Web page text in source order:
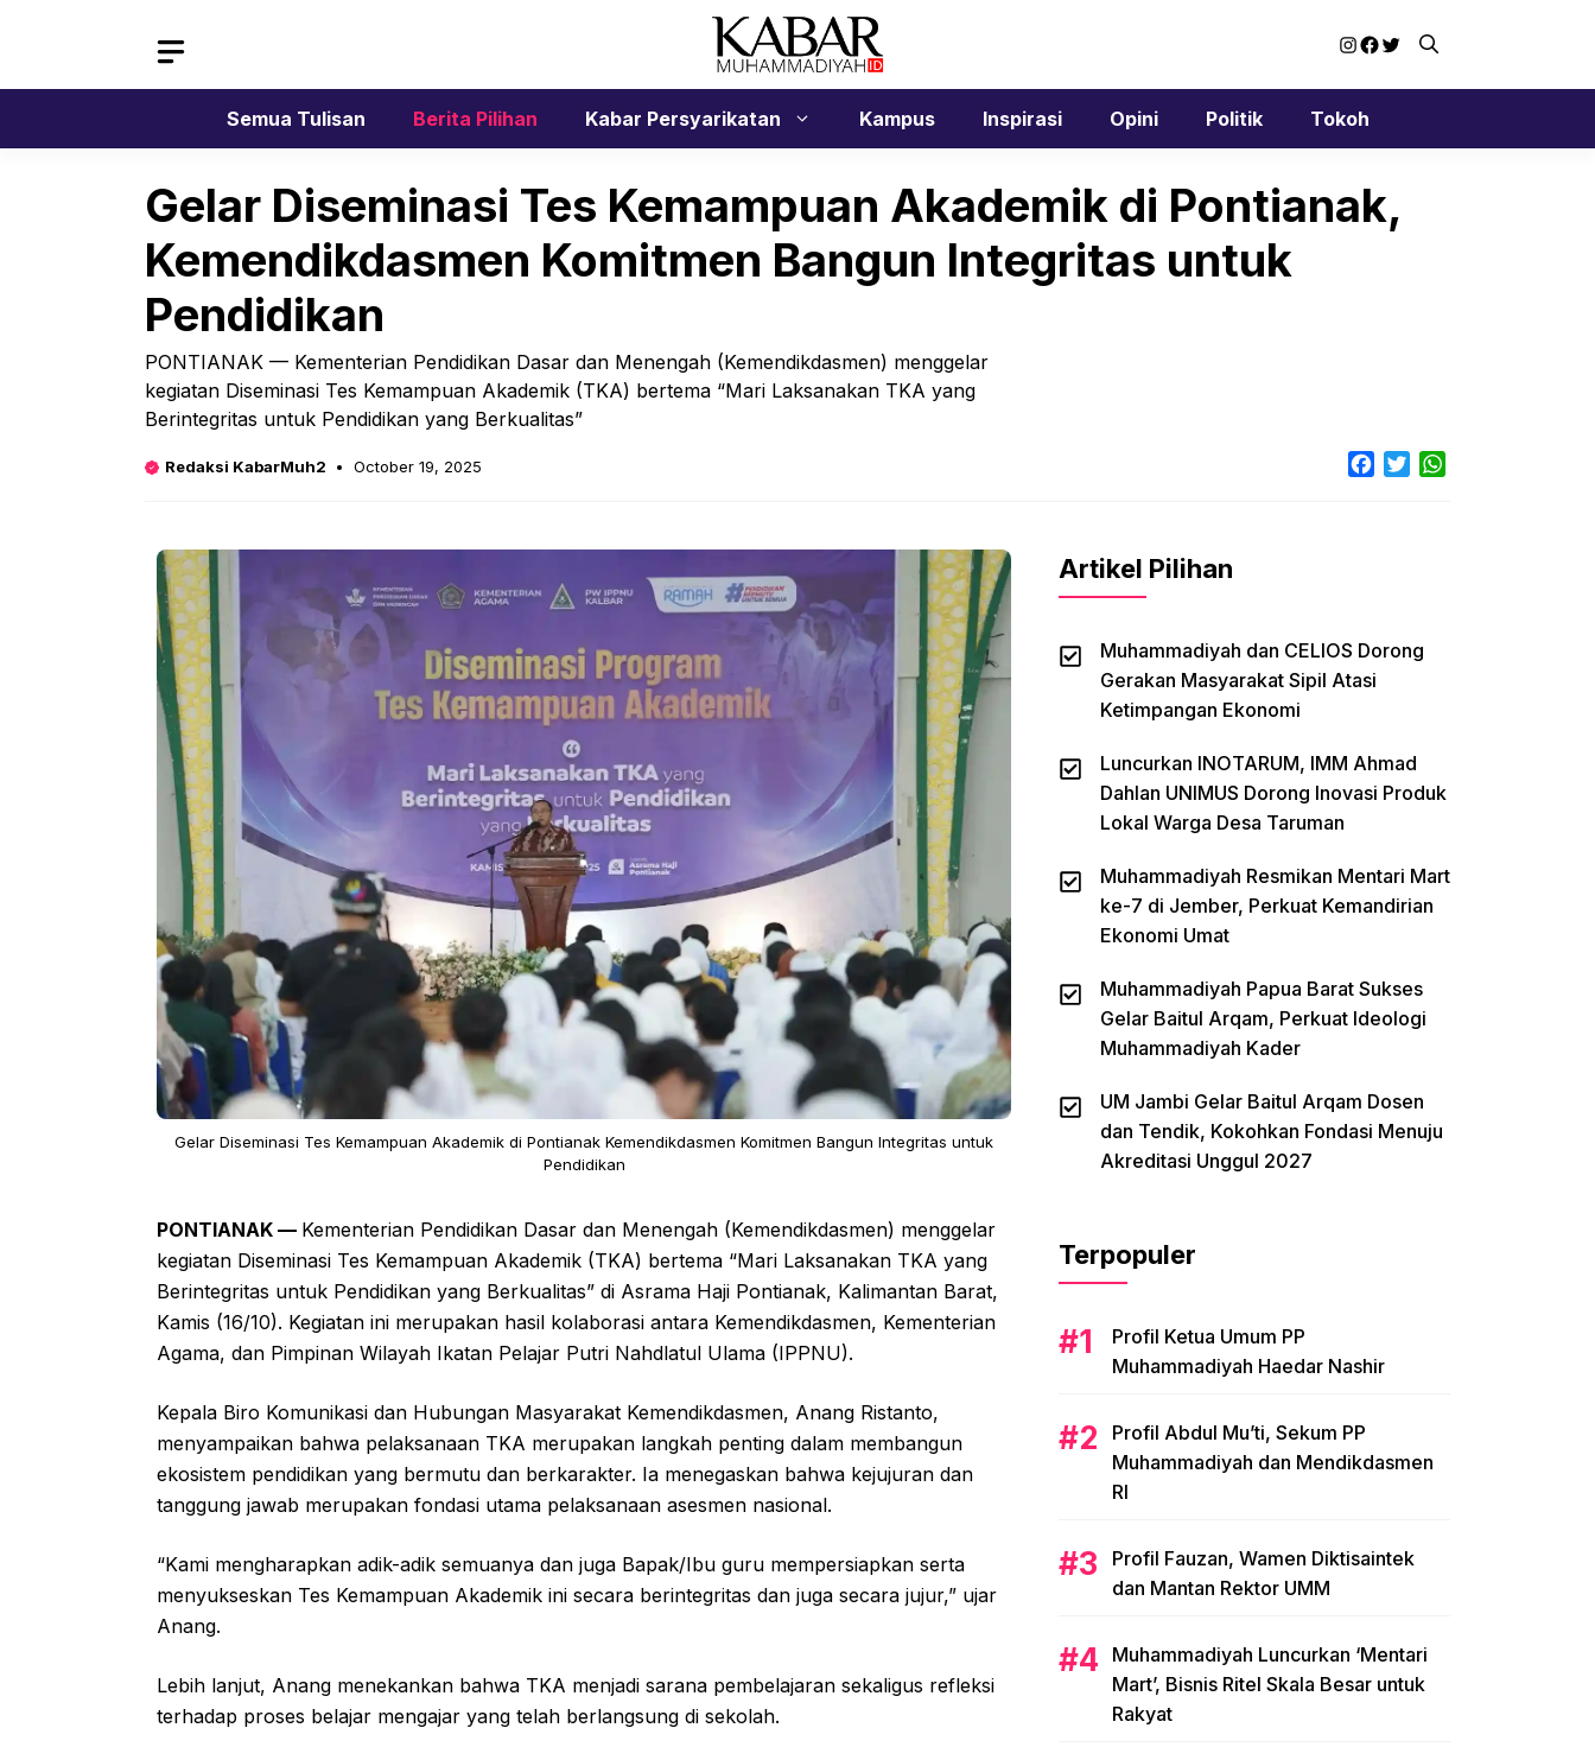
Instagram
Facebook
Twitter
Semua Tulisan Berita Pilihan Kabar Persyarikatan Kampus Inspirasi Opini Politik Tokoh
Gelar Diseminasi Tes Kemampuan Akademik di Pontianak,
Kemendikdasmen Komitmen Bangun Integritas untuk
Pendidikan
PONTIANAK — Kementerian Pendidikan Dasar dan Menengah (Kemendikdasmen) menggelar
kegiatan Diseminasi Tes Kemampuan Akademik (TKA) bertema “Mari Laksanakan TKA yang
Berintegritas untuk Pendidikan yang Berkualitas”
Redaksi KabarMuh2 October 19, 2025 Facebook
Twitter
Gelar Diseminasi Tes Kemampuan Akademik di Pontianak Kemendikdasmen Komitmen Bangun Integritas untuk
Pendidikan
PONTIANAK — Kementerian Pendidikan Dasar dan Menengah (Kemendikdasmen) menggelar
kegiatan Diseminasi Tes Kemampuan Akademik (TKA) bertema “Mari Laksanakan TKA yang
Berintegritas untuk Pendidikan yang Berkualitas” di Asrama Haji Pontianak, Kalimantan Barat,
Kamis (16/10). Kegiatan ini merupakan hasil kolaborasi antara Kemendikdasmen, Kementerian
Agama, dan Pimpinan Wilayah Ikatan Pelajar Putri Nahdlatul Ulama (IPPNU).
Kepala Biro Komunikasi dan Hubungan Masyarakat Kemendikdasmen, Anang Ristanto,
menyampaikan bahwa pelaksanaan TKA merupakan langkah penting dalam membangun
ekosistem pendidikan yang bermutu dan berkarakter. Ia menegaskan bahwa kejujuran dan
tanggung jawab merupakan fondasi utama pelaksanaan asesmen nasional.
“Kami mengharapkan adik-adik semuanya dan juga Bapak/Ibu guru mempersiapkan serta
menyukseskan Tes Kemampuan Akademik ini secara berintegritas dan juga secara jujur,” ujar
Anang.
Lebih lanjut, Anang menekankan bahwa TKA menjadi sarana pembelajaran sekaligus refleksi
terhadap proses belajar mengajar yang telah berlangsung di sekolah.
Artikel Pilihan
Muhammadiyah dan CELIOS Dorong
Gerakan Masyarakat Sipil Atasi
Ketimpangan Ekonomi
Luncurkan INOTARUM, IMM Ahmad
Dahlan UNIMUS Dorong Inovasi Produk
Lokal Warga Desa Taruman
Muhammadiyah Resmikan Mentari Mart
ke-7 di Jember, Perkuat Kemandirian
Ekonomi Umat
Muhammadiyah Papua Barat Sukses
Gelar Baitul Arqam, Perkuat Ideologi
Muhammadiyah Kader
UM Jambi Gelar Baitul Arqam Dosen
dan Tendik, Kokohkan Fondasi Menuju
Akreditasi Unggul 2027
Terpopuler
Profil Ketua Umum PP
Muhammadiyah Haedar Nashir
Profil Abdul Mu’ti, Sekum PP
Muhammadiyah dan Mendikdasmen
RI
Profil Fauzan, Wamen Diktisaintek
dan Mantan Rektor UMM
Muhammadiyah Luncurkan ‘Mentari
Mart’, Bisnis Ritel Skala Besar untuk
Rakyat